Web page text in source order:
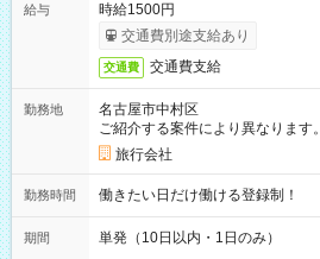
給与
時給1500円
交通費別途支給あり
交通費 交通費支給
勤務地
名古屋市中村区
ご紹介する案件により異なります。
旅行会社
勤務時間 働きたい日だけ働ける登録制！
期間 単発（10日以内・1日のみ）